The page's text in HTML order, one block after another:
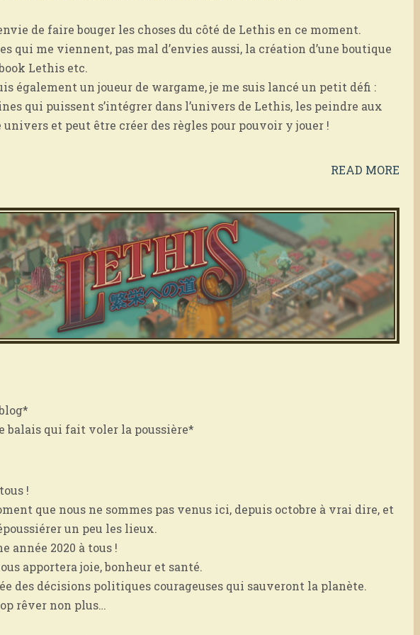
de faire bouger les choses du côté de Lethis en ce moment.
qui me viennent, pas mal d’envies aussi, la création d’une boutique
Lethis etc.
également un joueur de wargame, je me suis lancé un petit défi :
qui puissent s’intégrer dans l’univers de Lethis, les peindre aux
univers et peut être créer des règles pour pouvoir y jouer !
READ MORE
balais qui fait voler la poussière*
!
que nous ne sommes pas venus ici, depuis octobre à vrai dire, et
un peu les lieux.
année 2020 à tous !
apportera joie, bonheur et santé.
des décisions politiques courageuses qui sauveront la planète.
rêver non plus…